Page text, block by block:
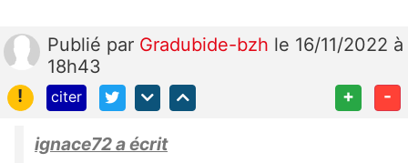
Publié par Gradubide-bzh le 16/11/2022 à
18h43
!
citer + -
ignace72 a écrit